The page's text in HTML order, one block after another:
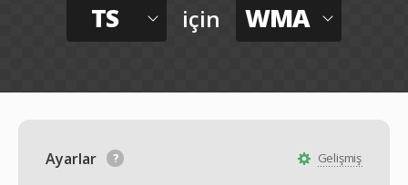
TS için WMA
Gelişmiş
Ayarlar